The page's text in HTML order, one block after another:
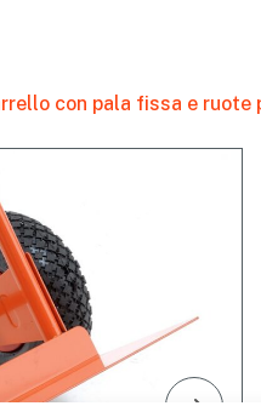
con pala fissa e ruote